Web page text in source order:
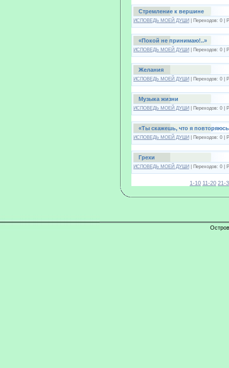
Стремление к вершине
ИСПОВЕДЬ МОЕЙ ДУШИ | Переходов: 0 |
«Покой не принимаю!..»
ИСПОВЕДЬ МОЕЙ ДУШИ | Переходов: 0 |
Желания
ИСПОВЕДЬ МОЕЙ ДУШИ | Переходов: 0 |
Музыка жизни
ИСПОВЕДЬ МОЕЙ ДУШИ | Переходов: 0 |
«Ты скажешь, что я
ИСПОВЕДЬ МОЕЙ ДУШИ | Переходов: 0 |
Грехи
ИСПОВЕДЬ МОЕЙ ДУШИ | Переходов: 0 |
1-10 11-20 21-